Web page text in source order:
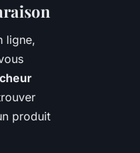
ligne,
produit